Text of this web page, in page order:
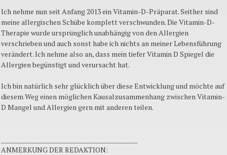
Ich nehme nun seit Anfang 2013 ein Vitamin-D-Präparat. Seither sind
meine allergischen Schübe komplett verschwunden. Die Vitamin-D-
Therapie wurde ursprünglich unabhängig von den Allergien
verschrieben und auch sonst habe ich nichts an meiner Lebensführung
verändert. Ich nehme also an, dass mein tiefer Vitamin D Spiegel die
Allergien begünstigt und verursacht hat.
Ich bin natürlich sehr glücklich über diese Entwicklung und möchte auf
diesem Weg einen möglichen Kausalzusammenhang zwischen Vitamin-
D Mangel und Allergien gern mit anderen teilen.
ANMERKUNG DER REDAKTION: